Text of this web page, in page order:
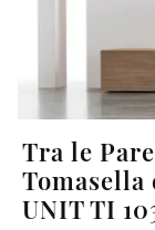
Tra le
UNIT TI